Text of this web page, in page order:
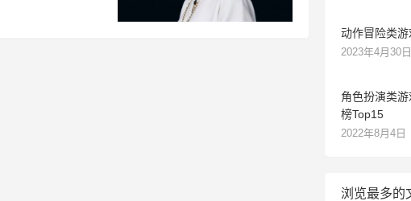
动作冒险类游
2023年4月30日
角色扮演类
榜Top15
2022年8月4日
浏览最多的